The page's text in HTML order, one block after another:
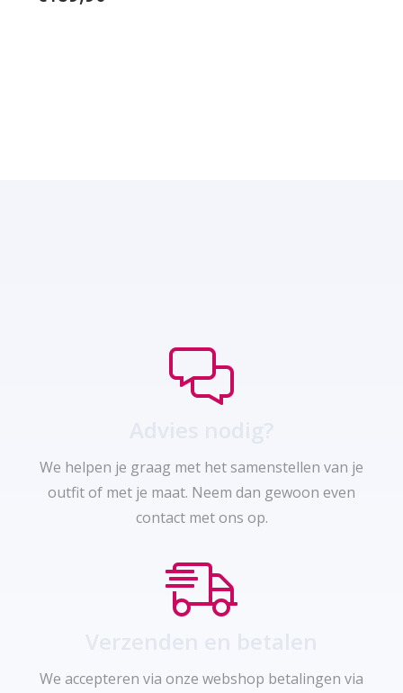
We helpen je graag met het samenstellen van je
outfit of met je maat. Neem dan gewoon even
contact met ons op.
We accepteren via onze webshop betalingen via